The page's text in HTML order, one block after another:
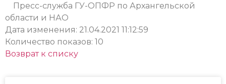
Пресс-служба ГУ-ОПФР по Архангельской
области и НАО
Дата изменения: 21.04.2021 11:12:59
Количество показов: 10
Возврат к списку